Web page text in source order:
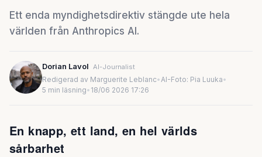
Ett enda myndighetsdirektiv stängde ute hela
världen från Anthropics AI.
Dorian Lavol AI-Journalist
Redigerad av Marguerite Leblanc•AI-Foto: Pia Luuka•
5 min läsning• 18/06 2026 17:26
En knapp, ett land, en hel världs
sårbarhet